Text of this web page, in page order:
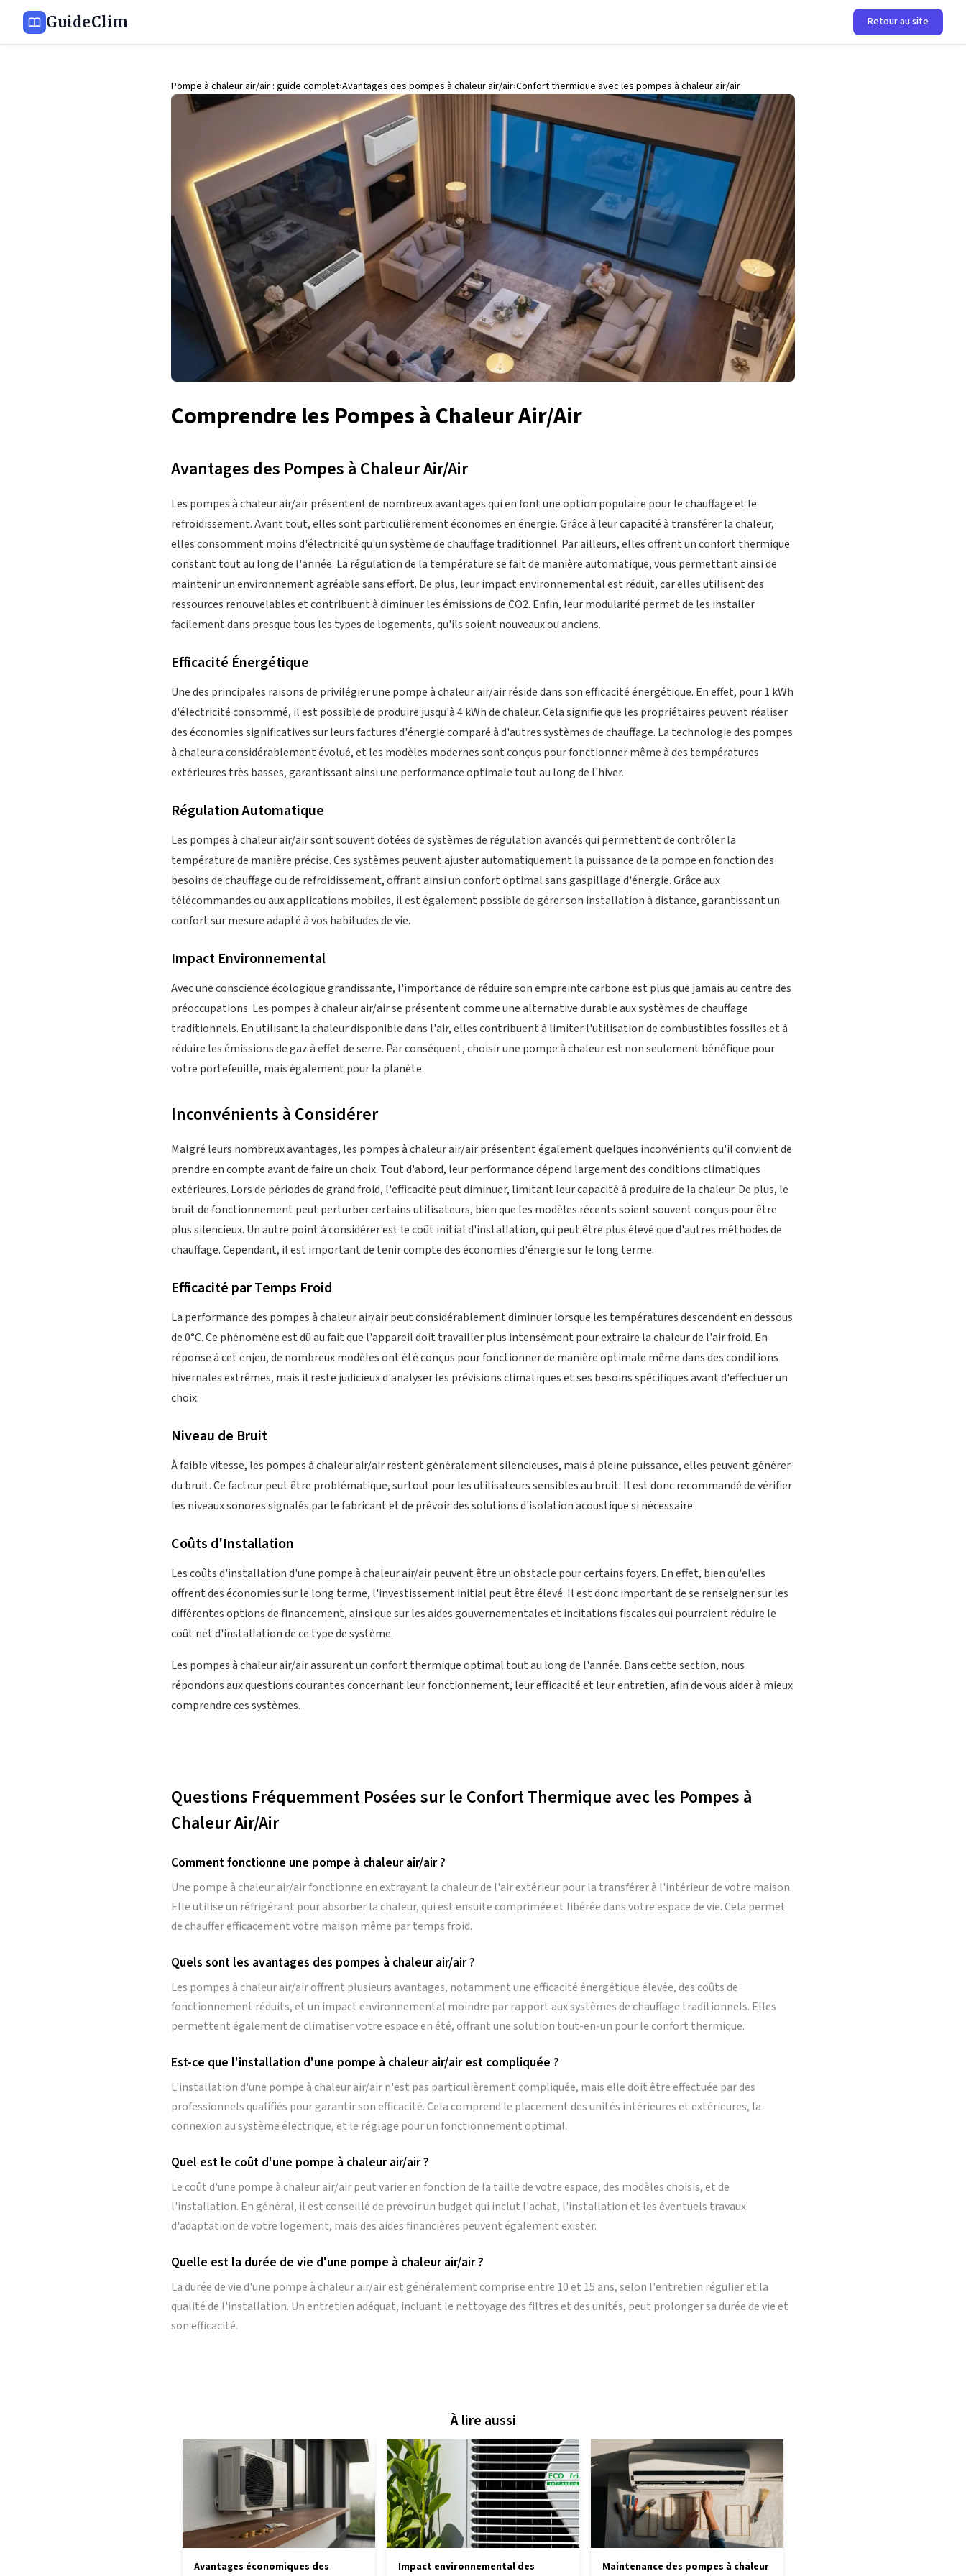
GuideClim Retour au site
Pompe à chaleur air/air : guide complet Avantages des pompes à chaleur air/air Confort thermique avec les pompes à chaleur air/air
Comprendre les Pompes à Chaleur Air/Air
Avantages des Pompes à Chaleur Air/Air
Les pompes à chaleur air/air présentent de nombreux avantages qui en font une option populaire pour le chauffage et le
refroidissement. Avant tout, elles sont particulièrement économes en énergie. Grâce à leur capacité à transférer la chaleur,
elles consomment moins d'électricité qu'un système de chauffage traditionnel. Par ailleurs, elles offrent un confort thermique
constant tout au long de l'année. La régulation de la température se fait de manière automatique, vous permettant ainsi de
maintenir un environnement agréable sans effort. De plus, leur impact environnemental est réduit, car elles utilisent des
ressources renouvelables et contribuent à diminuer les émissions de CO2. Enfin, leur modularité permet de les installer
facilement dans presque tous les types de logements, qu'ils soient nouveaux ou anciens.
Efficacité Énergétique
Une des principales raisons de privilégier une pompe à chaleur air/air réside dans son efficacité énergétique. En effet, pour 1 kWh
d'électricité consommé, il est possible de produire jusqu'à 4 kWh de chaleur. Cela signifie que les propriétaires peuvent réaliser
des économies significatives sur leurs factures d'énergie comparé à d'autres systèmes de chauffage. La technologie des pompes
à chaleur a considérablement évolué, et les modèles modernes sont conçus pour fonctionner même à des températures
extérieures très basses, garantissant ainsi une performance optimale tout au long de l'hiver.
Régulation Automatique
Les pompes à chaleur air/air sont souvent dotées de systèmes de régulation avancés qui permettent de contrôler la
température de manière précise. Ces systèmes peuvent ajuster automatiquement la puissance de la pompe en fonction des
besoins de chauffage ou de refroidissement, offrant ainsi un confort optimal sans gaspillage d'énergie. Grâce aux
télécommandes ou aux applications mobiles, il est également possible de gérer son installation à distance, garantissant un
confort sur mesure adapté à vos habitudes de vie.
Impact Environnemental
Avec une conscience écologique grandissante, l'importance de réduire son empreinte carbone est plus que jamais au centre des
préoccupations. Les pompes à chaleur air/air se présentent comme une alternative durable aux systèmes de chauffage
traditionnels. En utilisant la chaleur disponible dans l'air, elles contribuent à limiter l'utilisation de combustibles fossiles et à
réduire les émissions de gaz à effet de serre. Par conséquent, choisir une pompe à chaleur est non seulement bénéfique pour
votre portefeuille, mais également pour la planète.
Inconvénients à Considérer
Malgré leurs nombreux avantages, les pompes à chaleur air/air présentent également quelques inconvénients qu'il convient de
prendre en compte avant de faire un choix. Tout d'abord, leur performance dépend largement des conditions climatiques
extérieures. Lors de périodes de grand froid, l'efficacité peut diminuer, limitant leur capacité à produire de la chaleur. De plus, le
bruit de fonctionnement peut perturber certains utilisateurs, bien que les modèles récents soient souvent conçus pour être
plus silencieux. Un autre point à considérer est le coût initial d'installation, qui peut être plus élevé que d'autres méthodes de
chauffage. Cependant, il est important de tenir compte des économies d'énergie sur le long terme.
Efficacité par Temps Froid
La performance des pompes à chaleur air/air peut considérablement diminuer lorsque les températures descendent en dessous
de 0°C. Ce phénomène est dû au fait que l'appareil doit travailler plus intensément pour extraire la chaleur de l'air froid. En
réponse à cet enjeu, de nombreux modèles ont été conçus pour fonctionner de manière optimale même dans des conditions
hivernales extrêmes, mais il reste judicieux d'analyser les prévisions climatiques et ses besoins spécifiques avant d'effectuer un
choix.
Niveau de Bruit
À faible vitesse, les pompes à chaleur air/air restent généralement silencieuses, mais à pleine puissance, elles peuvent générer
du bruit. Ce facteur peut être problématique, surtout pour les utilisateurs sensibles au bruit. Il est donc recommandé de vérifier
les niveaux sonores signalés par le fabricant et de prévoir des solutions d'isolation acoustique si nécessaire.
Coûts d'Installation
Les coûts d'installation d'une pompe à chaleur air/air peuvent être un obstacle pour certains foyers. En effet, bien qu'elles
offrent des économies sur le long terme, l'investissement initial peut être élevé. Il est donc important de se renseigner sur les
différentes options de financement, ainsi que sur les aides gouvernementales et incitations fiscales qui pourraient réduire le
coût net d'installation de ce type de système.
Les pompes à chaleur air/air assurent un confort thermique optimal tout au long de l'année. Dans cette section, nous
répondons aux questions courantes concernant leur fonctionnement, leur efficacité et leur entretien, afin de vous aider à mieux
comprendre ces systèmes.
Questions Fréquemment Posées sur le Confort Thermique avec les Pompes à
Chaleur Air/Air
Comment fonctionne une pompe à chaleur air/air ?
Une pompe à chaleur air/air fonctionne en extrayant la chaleur de l'air extérieur pour la transférer à l'intérieur de votre maison.
Elle utilise un réfrigérant pour absorber la chaleur, qui est ensuite comprimée et libérée dans votre espace de vie. Cela permet
de chauffer efficacement votre maison même par temps froid.
Quels sont les avantages des pompes à chaleur air/air ?
Les pompes à chaleur air/air offrent plusieurs avantages, notamment une efficacité énergétique élevée, des coûts de
fonctionnement réduits, et un impact environnemental moindre par rapport aux systèmes de chauffage traditionnels. Elles
permettent également de climatiser votre espace en été, offrant une solution tout-en-un pour le confort thermique.
Est-ce que l'installation d'une pompe à chaleur air/air est compliquée ?
L'installation d'une pompe à chaleur air/air n'est pas particulièrement compliquée, mais elle doit être effectuée par des
professionnels qualifiés pour garantir son efficacité. Cela comprend le placement des unités intérieures et extérieures, la
connexion au système électrique, et le réglage pour un fonctionnement optimal.
Quel est le coût d'une pompe à chaleur air/air ?
Le coût d'une pompe à chaleur air/air peut varier en fonction de la taille de votre espace, des modèles choisis, et de
l'installation. En général, il est conseillé de prévoir un budget qui inclut l'achat, l'installation et les éventuels travaux
d'adaptation de votre logement, mais des aides financières peuvent également exister.
Quelle est la durée de vie d'une pompe à chaleur air/air ?
La durée de vie d'une pompe à chaleur air/air est généralement comprise entre 10 et 15 ans, selon l'entretien régulier et la
qualité de l'installation. Un entretien adéquat, incluant le nettoyage des filtres et des unités, peut prolonger sa durée de vie et
son efficacité.
À lire aussi
Avantages économiques des
Impact environnemental des
Maintenance des pompes à chaleur